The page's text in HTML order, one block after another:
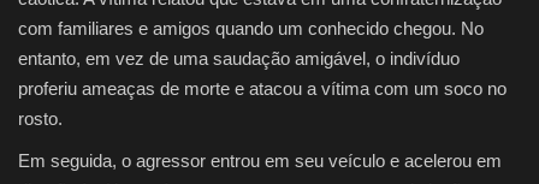
com familiares e amigos quando um conhecido chegou. No
entanto, em vez de uma saudação amigável, o indivíduo
proferiu ameaças de morte e atacou a vítima com um soco no
rosto.
Em seguida, o agressor entrou em seu veículo e acelerou em